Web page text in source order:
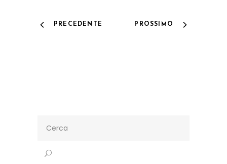
PRECEDENTE PROSSIMO
for: